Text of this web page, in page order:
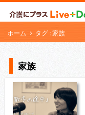
ホーム タグ : 家族
家族